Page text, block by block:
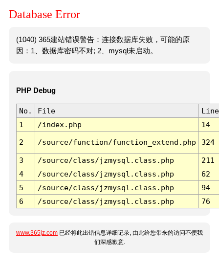
Database Error
(1040) 365建站错误警告：连接数据库失败，可能的原
因：1、数据库密码不对; 2、mysql未启动。
PHP Debug
No. File
Line
1
/index.php 14
2 /source/function/function_extend.php 324
3 /source/class/jzmysql.class.php
211
4
/source/class/jzmysql.class.php
62
5
/source/class/jzmysql.class.php
94
6
/source/class/jzmysql.class.php 76
www.365jz.com 已经将此出错信息详细记录, 由此给您带来的访问不便我
们深感歉意.